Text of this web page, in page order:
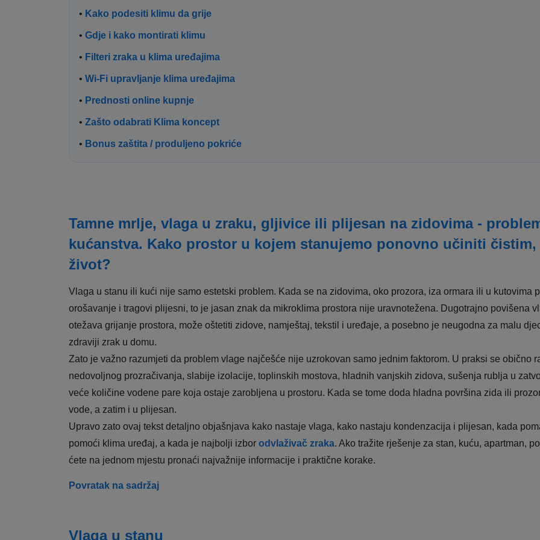
• Kako podesiti klimu da grije
• Gdje i kako montirati klimu
• Filteri zraka u klima uređajima
• Wi-Fi upravljanje klima uređajima
• Prednosti online kupnje
• Zašto odabrati Klima koncept
• Bonus zaštita / produljeno pokriće
Tamne mrlje, vlaga u zraku, gljivice ili plijesan na zidovima -
kućanstva. Kako prostor u kojem stanujemo ponovno učiniti
život?
Vlaga u stanu ili kući nije samo estetski problem. Kada se na zidovima, oko prozora, iza ormara ili u kutovima
orošavanje i tragovi plijesni, to je jasan znak da mikroklima prostora nije uravnotežena. Dugotrajno povišena
otežava grijanje prostora, može oštetiti zidove, namještaj, tekstil i uređaje, a posebno je neugodna za malu
zdraviji zrak u domu.
Zato je važno razumjeti da problem vlage najčešće nije uzrokovan samo jednim faktorom. U praksi se obično
nedovoljnog prozračivanja, slabije izolacije, toplinskih mostova, hladnih vanjskih zidova, sušenja rublja u
veće količine vodene pare koja ostaje zarobljena u prostoru. Kada se tome doda hladna površina zida ili
vode, a zatim i u plijesan.
Upravo zato ovaj tekst detaljno objašnjava kako nastaje vlaga, kako nastaju kondenzacija i plijesan, kada
pomoći klima uređaj, a kada je najbolji izbor odvlaživač zraka. Ako tražite rješenje za stan, kuću, apartman,
ćete na jednom mjestu pronaći najvažnije informacije i praktične korake.
Povratak na sadržaj
Vlaga u stanu